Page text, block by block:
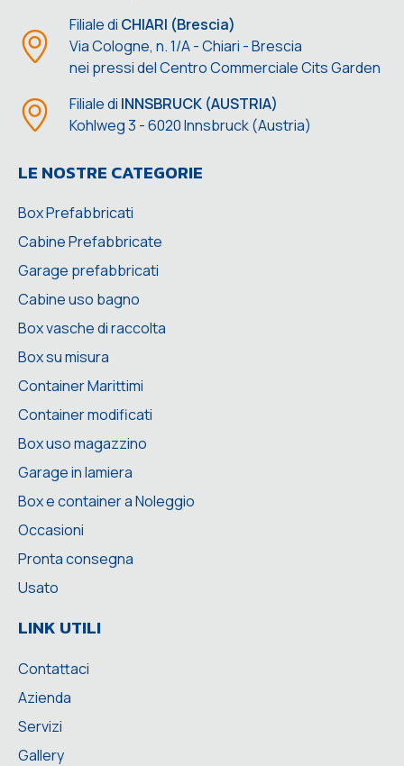
Filiale di CHIARI (Brescia)
Via Cologne, n. 1/A - Chiari - Brescia
nei pressi del Centro Commerciale Cits Garden
Filiale di INNSBRUCK (AUSTRIA)
Kohlweg 3 - 6020 Innsbruck (Austria)
LE NOSTRE CATEGORIE
Box Prefabbricati
Cabine Prefabbricate
Garage prefabbricati
Cabine uso bagno
Box vasche di raccolta
Box su misura
Container Marittimi
Container modificati
Box uso magazzino
Garage in lamiera
Box e container a Noleggio
Occasioni
Pronta consegna
Usato
LINK UTILI
Contattaci
Azienda
Servizi
Gallery